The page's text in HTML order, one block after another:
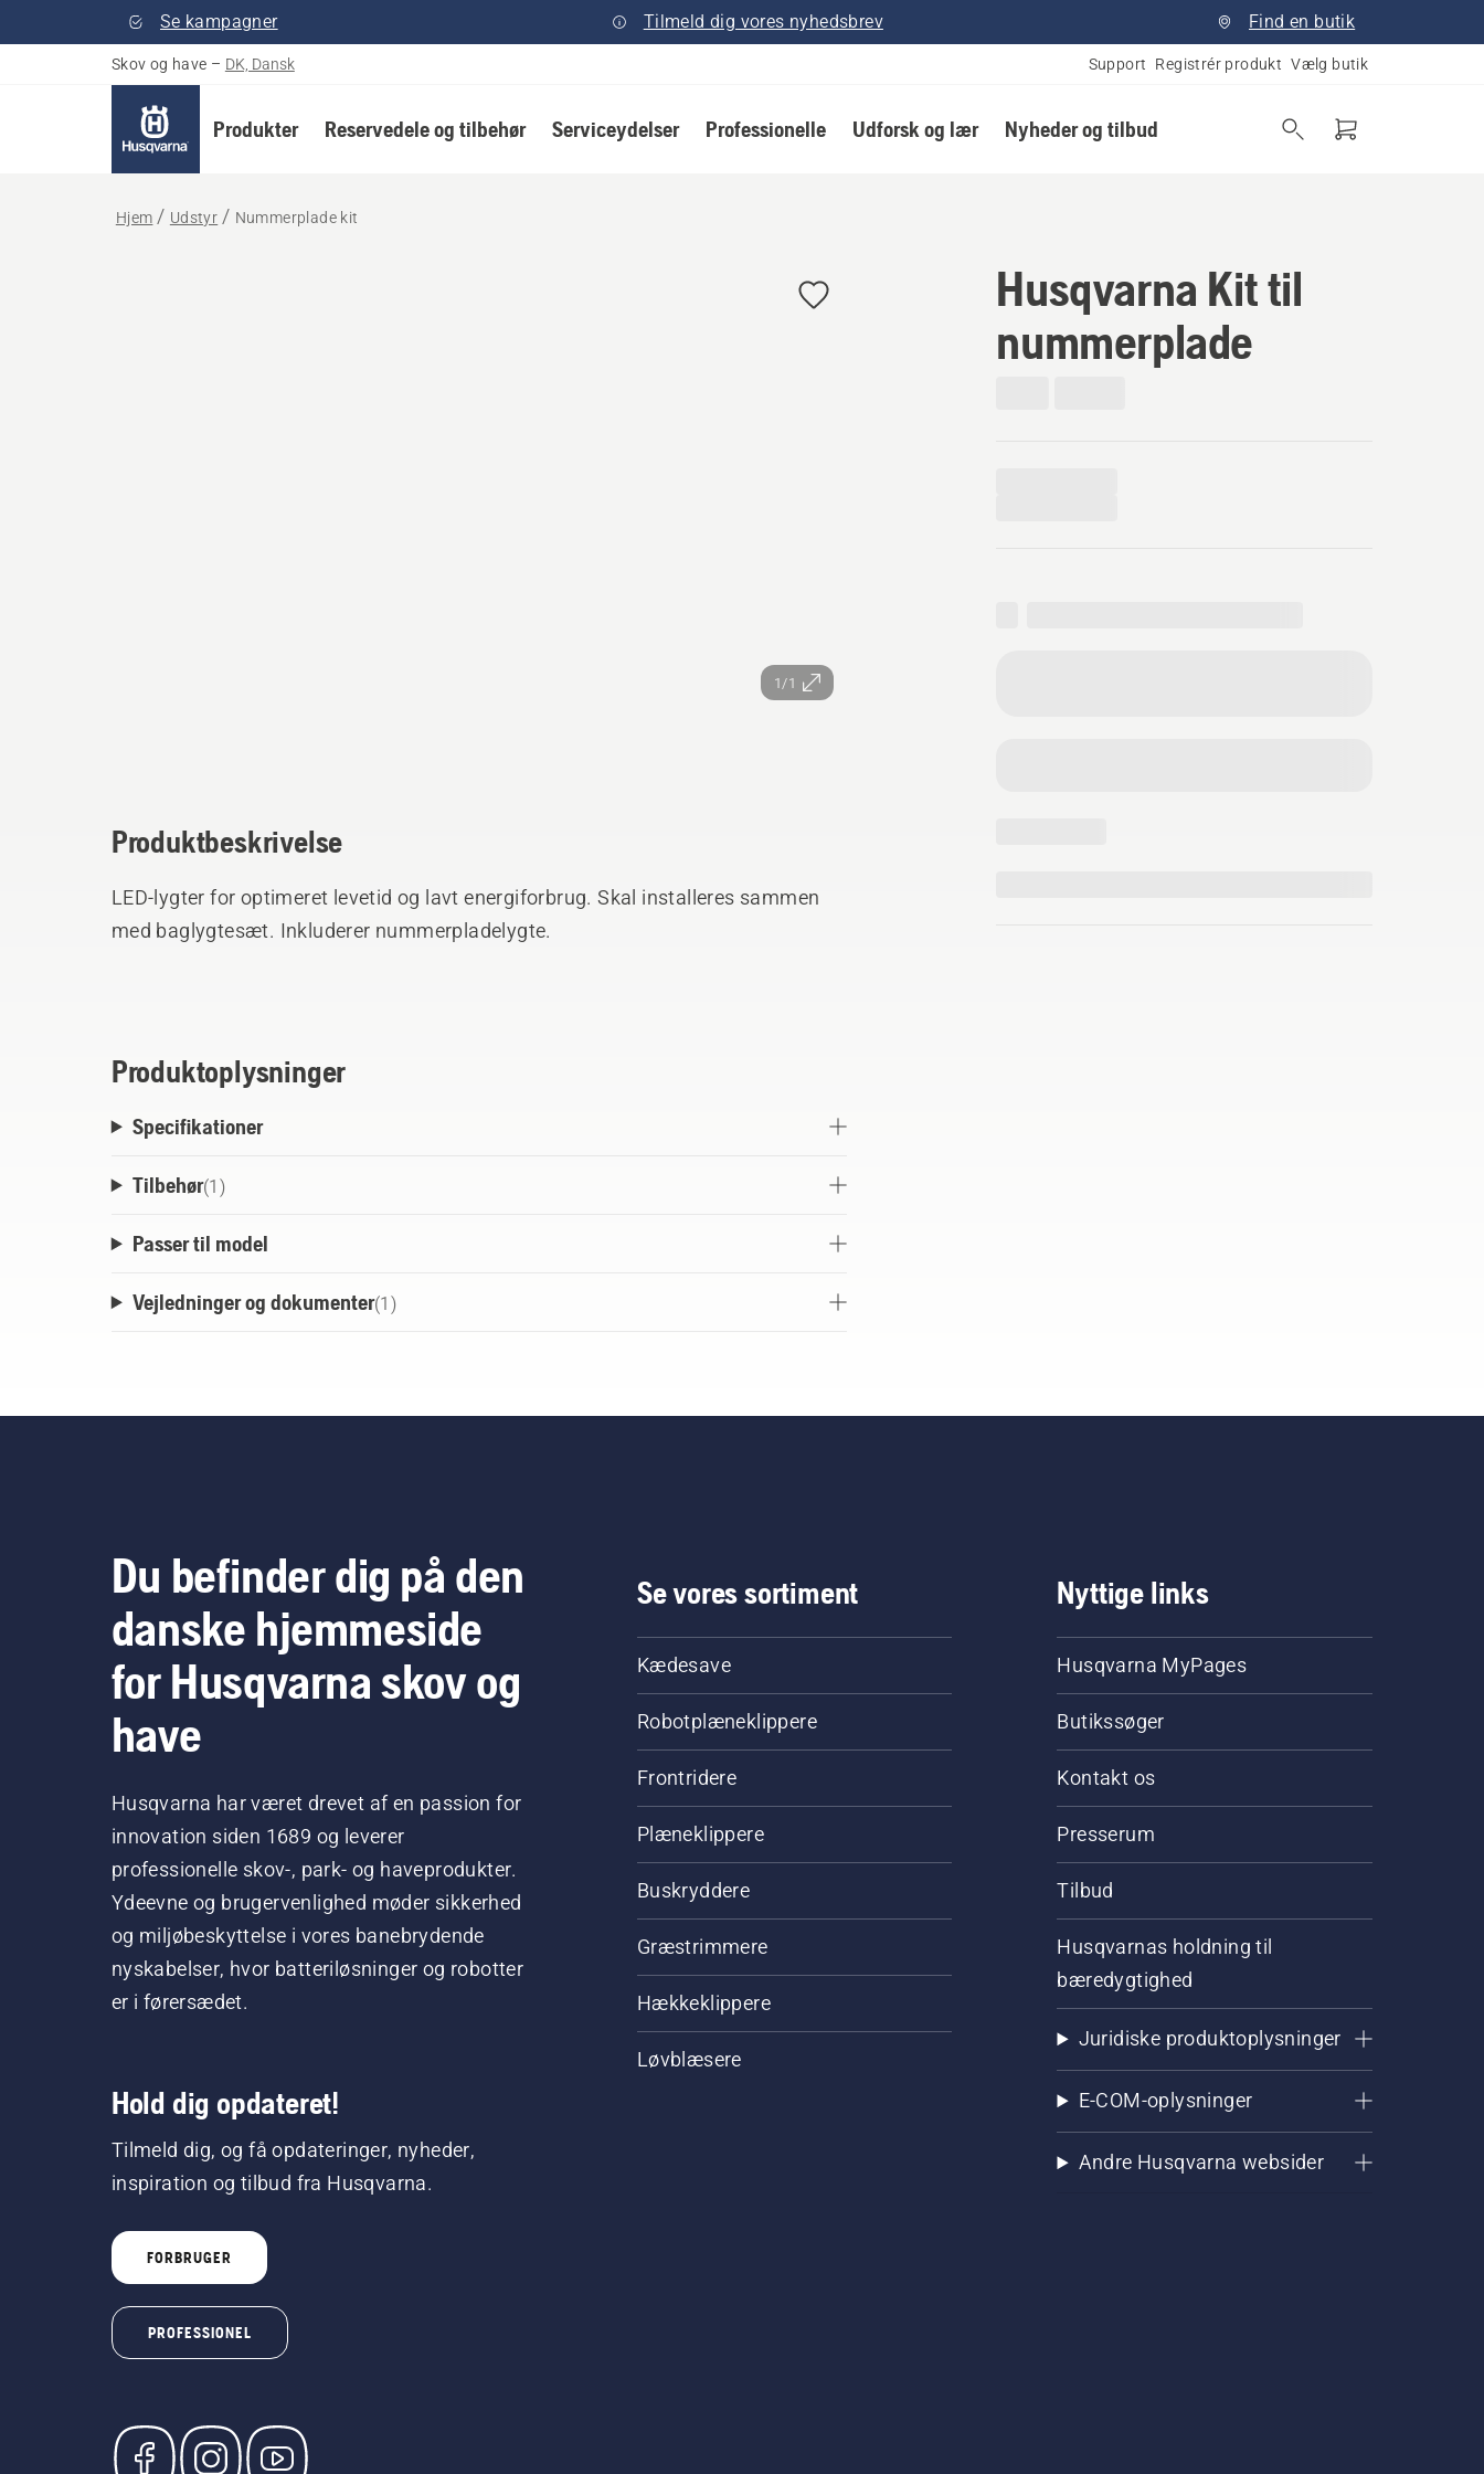
Se kampagner Tilmeld dig vores nyhedsbrev Find en butik
Skov og have – DK, Dansk Support Registrér produkt Vælg butik
Produkter Reservedele og tilbehør Serviceydelser Professionelle Udforsk og lær Nyheder og tilbud
Hjem Udstyr Nummerplade kit
1/1
Husqvarna Kit til
nummerplade
Produktbeskrivelse
LED-lygter for optimeret levetid og lavt energiforbrug. Skal installeres sammen
med baglygtesæt. Inkluderer nummerpladelygte.
Produktoplysninger
Specifikationer
Tilbehør(1 )
Passer til model
Vejledninger og dokumenter(1 )
Du befinder dig på den
danske hjemmeside
for Husqvarna skov og
have
Husqvarna har været drevet af en passion for
innovation siden 1689 og leverer
professionelle skov-, park- og haveprodukter.
Ydeevne og brugervenlighed møder sikkerhed
og miljøbeskyttelse i vores banebrydende
nyskabelser, hvor batteriløsninger og robotter
er i førersædet.
Hold dig opdateret!
Tilmeld dig, og få opdateringer, nyheder,
inspiration og tilbud fra Husqvarna.
FORBRUGER
PROFESSIONEL
Se vores sortiment
Kædesave
Robotplæneklippere
Frontridere
Plæneklippere
Buskryddere
Græstrimmere
Hækkeklippere
Løvblæsere
Nyttige links
Husqvarna MyPages
Butikssøger
Kontakt os
Presserum
Tilbud
Husqvarnas holdning til
bæredygtighed
Juridiske produktoplysninger
E-COM-oplysninger
Andre Husqvarna websider